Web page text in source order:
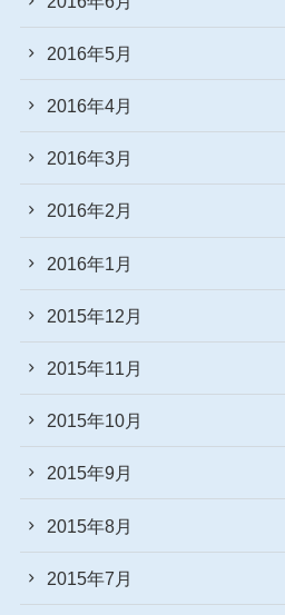
2016年5月
2016年4月
2016年3月
2016年2月
2016年1月
2015年12月
2015年11月
2015年10月
2015年9月
2015年8月
2015年7月